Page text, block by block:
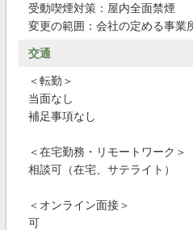
受動喫煙対策：屋内全面禁煙
変更の範囲：会社の定める事業
交通
＜転勤＞
当面なし
補足事項なし
＜在宅勤務・リモートワーク＞
相談可（在宅、サテライト）
＜オンライン面接＞
可